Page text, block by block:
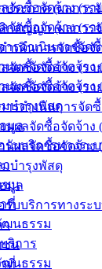
จัดซื้อจัดจ้าง (รา
จัดซื้อจัดจ้าง (รา
ารดำเนินการจัด
นผลจัดซื้อจัดจ้าง
นผลจัดซื้อจัดจ้าง
บำรุงพัสดุ
มูล
อรับบริการทางร
า
ชน
ที่
นธรรม
ริการ
นธรรม
ประกาศ (ผลการ
กสัญญา (ผลการ
ำเนินการจัดซื้อจั
จัดซื้อจัดจ้าง (รา
จัดซื้อจัดจ้าง (รา
ารดำเนินการจัด
นผลจัดซื้อจัดจ้าง
นผลจัดซื้อจัดจ้าง
บำรุงพัสดุ
มูล
อรับบริการทางร
า
ชน
ที่